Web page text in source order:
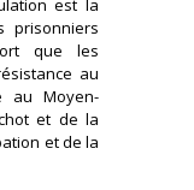
est la
prisonniers
que les
au
au Moyen-
et de la
et de la